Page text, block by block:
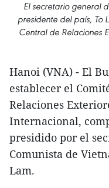
El secretario general
presidente del país, To
Central de Relaciones
Hanoi (VNA) - El
establecer el
Relaciones
Internacional,
presidido por el
Comunista de
Lam.